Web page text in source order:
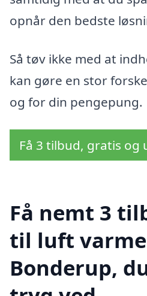
opnår den bedste
Så tøv ikke med at
kan gøre en stor
og for din pengepung.
Få 3 tilbud, gratis
Få nemt 3
til luft
Bonderup,